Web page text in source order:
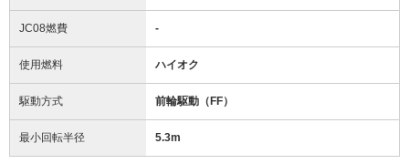
JC08燃費 -
使用燃料 ハイオク
駆動方式 前輪駆動（FF）
最小回転半径 5.3m